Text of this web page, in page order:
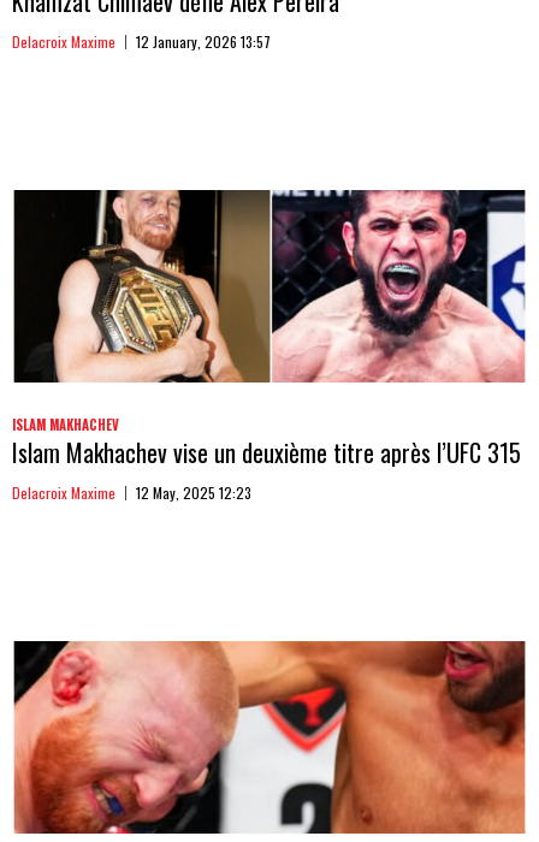
Delacroix Maxime 12 January, 2026 13:57
ISLAM MAKHACHEV
Islam Makhachev vise un deuxième titre après l’UFC 315
Delacroix Maxime 12 May, 2025 12:23